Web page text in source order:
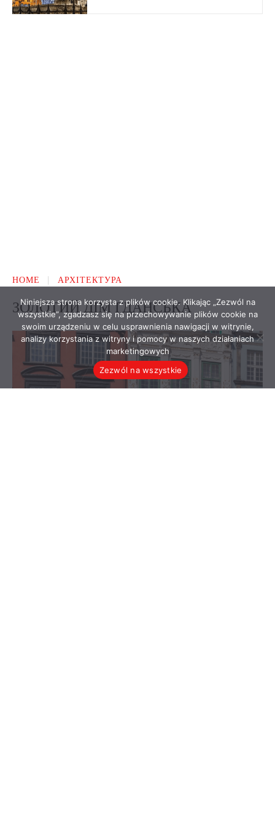
Niniejsza strona korzysta z plików cookie. Klikając „Zezwól na
wszystkie”, zgadzasz się na przechowywanie plików cookie na
swoim urządzeniu w celu usprawnienia nawigacji w witrynie,
analizy korzystania z witryny i pomocy w naszych działaniach
marketingowych
Zezwól na wszystkie